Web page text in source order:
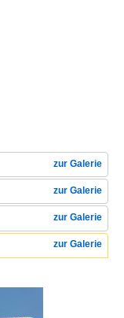
zur Galerie
zur Galerie
zur Galerie
zur Galerie